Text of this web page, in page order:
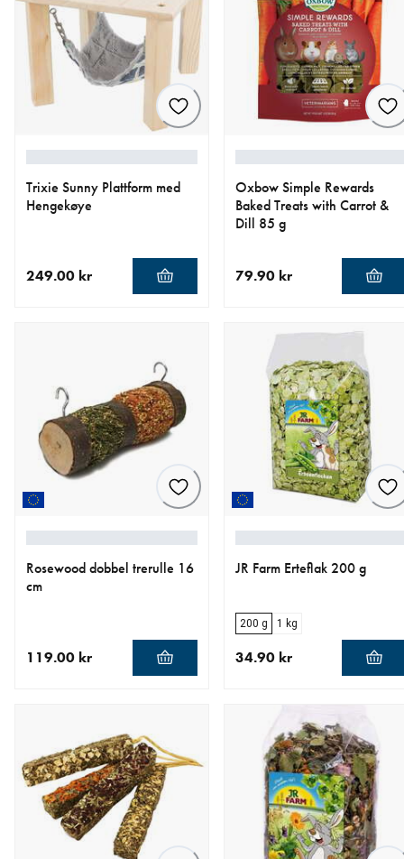
Trixie Sunny Plattform med
Hengekøye
249.00 kr
Oxbow Simple Rewards
Baked Treats with Carrot &
Dill 85 g
79.90 kr
Rosewood dobbel trerulle 16
cm
119.00 kr
JR Farm Erteflak 200 g
200 g 1 kg
34.90 kr